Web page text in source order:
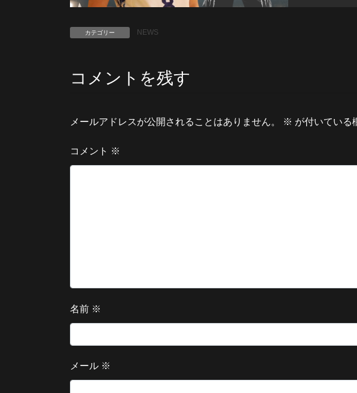
カテゴリー NEWS
コメントを残す
メールアドレスが公開されることはありません。 ※ が付いている
コメント ※
名前 ※
メール ※